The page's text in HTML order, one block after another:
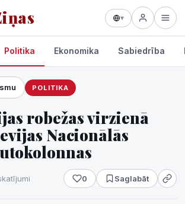
▾
Politika Ekonomika Sabiedrība
POLITIKA
robežas virzienā
Nacionālās
0 Saglabāt